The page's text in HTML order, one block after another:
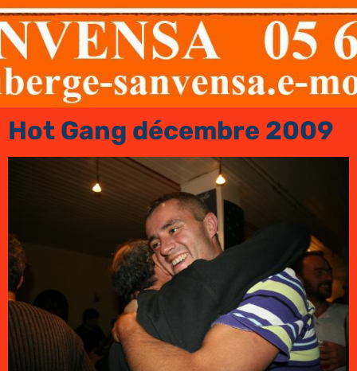
Hot Gang décembre 2009